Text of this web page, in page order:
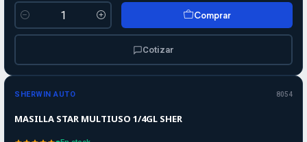
Cantidad
Comprar
Cotizar
SHERWIN AUTO 8054
MASILLA STAR MULTIUSO 1/4GL SHER